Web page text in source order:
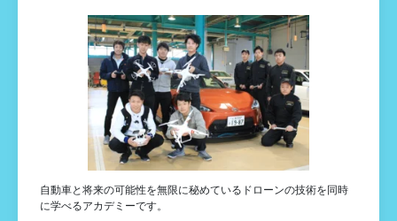
自動車と将来の可能性を無限に秘めているドローンの技術を同時
に学べるアカデミーです。